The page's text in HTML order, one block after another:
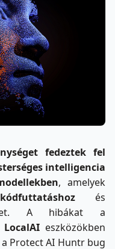
fedeztek fel
intelligencia
, amelyek
és
A hibákat a
LocalAI eszközökben
Protect AI Huntr bug